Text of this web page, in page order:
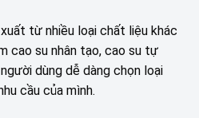
từ nhiều loại chất liệu khác
cao su nhân tạo, cao su tự
dùng dễ dàng chọn loại
cầu của mình.